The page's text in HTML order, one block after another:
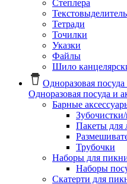
Степлера
Текстовыделитель
Тетради
Точилки
Указки
Файлы
Шило
Одноразовая
Одноразовая посуда и
Барные
Пакеты для
Трубочки
Наборы для
Наборы
Скатерти для